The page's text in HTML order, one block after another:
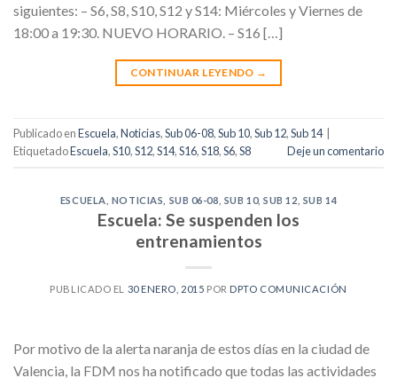
siguientes: – S6, S8, S10, S12 y S14: Miércoles y Viernes de
18:00 a 19:30. NUEVO HORARIO. – S16 […]
CONTINUAR LEYENDO →
Publicado enEscuela,Noticias,Sub 06-08,Sub 10,Sub 12,Sub 14
EtiquetadoEscuela,S10,S12,S14,S16,S18,S6,S8 Deje un comentario
ESCUELA NOTICIAS SUB 06-08 SUB 10,SUB 12 SUB 14
Escuela: Se suspenden los
entrenamientos
PUBLICADO EL 30 ENERO, 2015 POR DPTO COMUNICACIÓN
Por motivo de la alerta naranja de estos días en la ciudad de
Valencia, la FDM nos ha notificado que todas las actividades